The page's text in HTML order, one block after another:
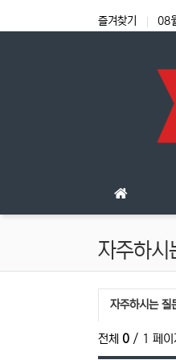
즐겨찾기 08
자주하시
자주하
현재 분류
자주하시는 질
전체 0 / 1 페이